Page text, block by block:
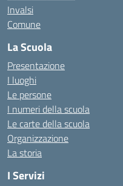
Invalsi
Comune
La Scuola
Presentazione
I luoghi
Le persone
I numeri della scuola
Le carte della scuola
Organizzazione
La storia
I Servizi